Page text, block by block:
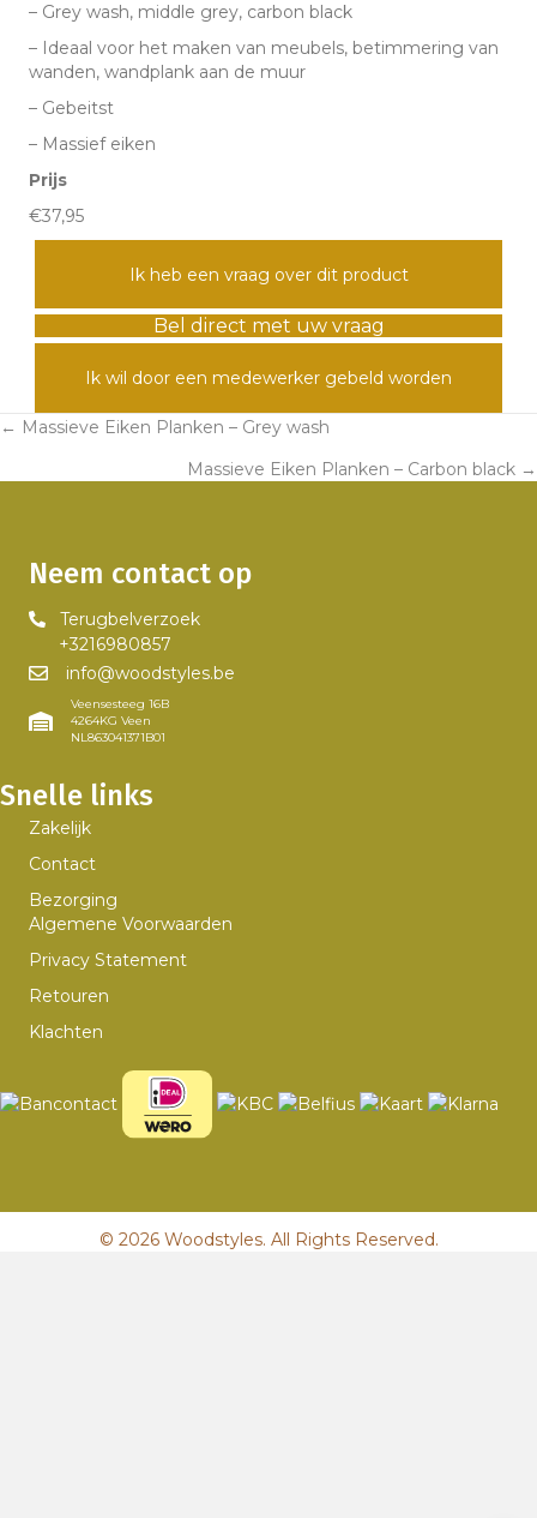
– Grey wash, middle grey, carbon black
– Ideaal voor het maken van meubels, betimmering van
wanden, wandplank aan de muur
– Gebeitst
– Massief eiken
Prijs
€37,95
Ik heb een vraag over dit product
Bel direct met uw vraag
Ik wil door een medewerker gebeld worden
Posts
navigation
← Massieve Eiken Planken – Grey wash
Massieve Eiken Planken – Carbon black →
Neem contact op
Terugbelverzoek
+3216980857
info@woodstyles.be
Veensesteeg 16B
4264KG Veen
NL863041371B01
Snelle links
Zakelijk
Contact
Bezorging
Algemene Voorwaarden
Privacy Statement
Retouren
Klachten
© 2026 Woodstyles. All Rights Reserved.